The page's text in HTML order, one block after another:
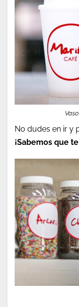
No dudes en ir y
¡Sabemos que